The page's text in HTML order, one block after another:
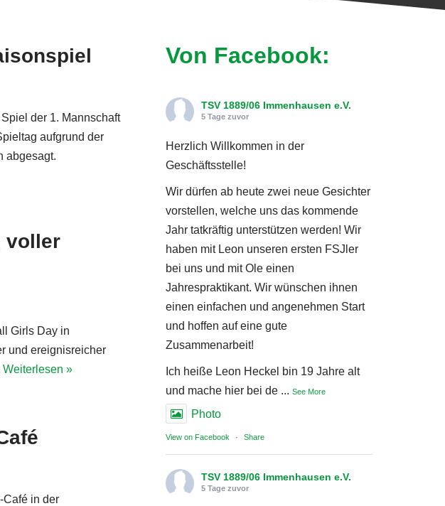
der 1. Mannschaft
aufgrund der
abgesagt.
voller
Girls Day in
und ereignisreicher
Weiterlesen »
Café in der
Von Facebook:
TSV 1889/06 Immenhausen e.V.
5 Tage zuvor
Herzlich Willkommen in der
Geschäftsstelle!
Wir dürfen ab heute zwei neue Gesichter
vorstellen, welche uns das kommende
Jahr tatkräftig unterstützen werden! Wir
haben mit Leon unseren ersten FSJler
bei uns und mit Ole einen
Jahrespraktikant. Wir wünschen ihnen
einen einfachen und angenehmen Start
und hoffen auf eine gute
Zusammenarbeit!
Ich heiße Leon Heckel bin 19 Jahre alt
und mache hier bei de ... See More
Photo
View on Facebook · Share
TSV 1889/06 Immenhausen e.V.
5 Tage zuvor